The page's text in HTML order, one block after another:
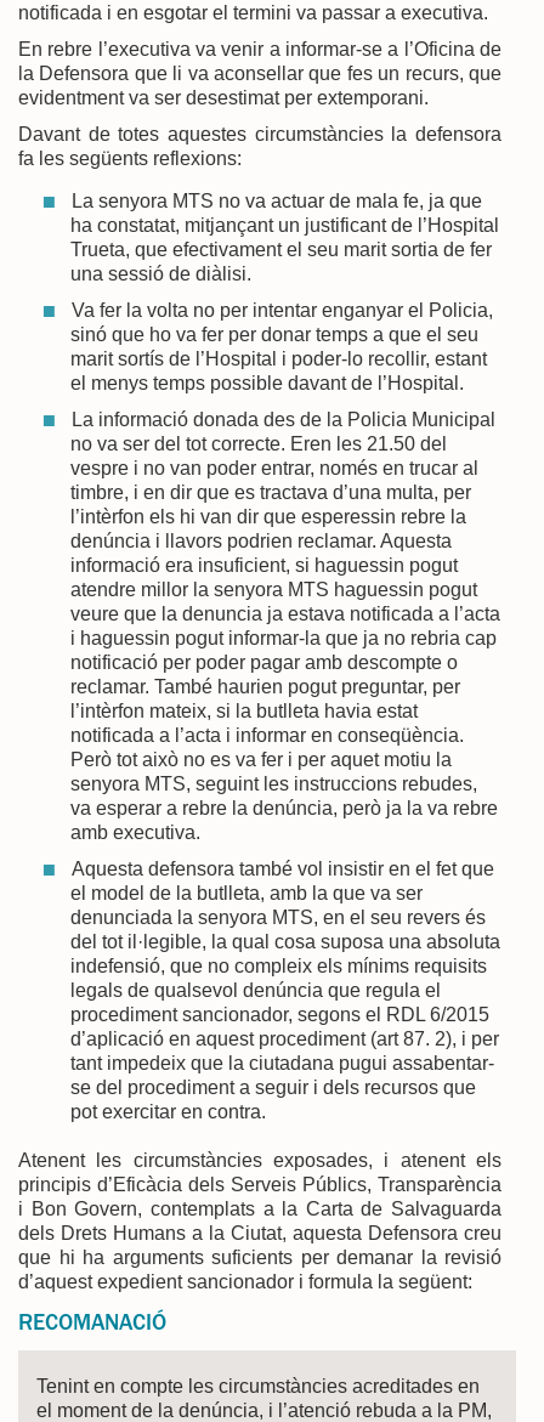
notificada i en esgotar el termini va passar a executiva.
En rebre l’executiva va venir a informar-se a l’Oficina de
la Defensora que li va aconsellar que fes un recurs, que
evidentment va ser desestimat per extemporani.
Davant de totes aquestes circumstàncies la defensora
fa les següents reflexions:
La senyora MTS no va actuar de mala fe, ja que
ha constatat, mitjançant un justificant de l’Hospital
Trueta, que efectivament el seu marit sortia de fer
una sessió de diàlisi.
Va fer la volta no per intentar enganyar el Policia,
sinó que ho va fer per donar temps a que el seu
marit sortís de l’Hospital i poder-lo recollir, estant
el menys temps possible davant de l’Hospital.
La informació donada des de la Policia Municipal
no va ser del tot correcte. Eren les 21.50 del
vespre i no van poder entrar, només en trucar al
timbre, i en dir que es tractava d’una multa, per
l’intèrfon els hi van dir que esperessin rebre la
denúncia i llavors podrien reclamar. Aquesta
informació era insuficient, si haguessin pogut
atendre millor la senyora MTS haguessin pogut
veure que la denuncia ja estava notificada a l’acta
i haguessin pogut informar-la que ja no rebria cap
notificació per poder pagar amb descompte o
reclamar. També haurien pogut preguntar, per
l’intèrfon mateix, si la butlleta havia estat
notificada a l’acta i informar en conseqüència.
Però tot això no es va fer i per aquet motiu la
senyora MTS, seguint les instruccions rebudes,
va esperar a rebre la denúncia, però ja la va rebre
amb executiva.
Aquesta defensora també vol insistir en el fet que
el model de la butlleta, amb la que va ser
denunciada la senyora MTS, en el seu revers és
del tot il·legible, la qual cosa suposa una absoluta
indefensió, que no compleix els mínims requisits
legals de qualsevol denúncia que regula el
procediment sancionador, segons el RDL 6/2015
d’aplicació en aquest procediment (art 87. 2), i per
tant impedeix que la ciutadana pugui assabentar-
se del procediment a seguir i dels recursos que
pot exercitar en contra.
Atenent les circumstàncies exposades, i atenent els
principis d’Eficàcia dels Serveis Públics, Transparència
i Bon Govern, contemplats a la Carta de Salvaguarda
dels Drets Humans a la Ciutat, aquesta Defensora creu
que hi ha arguments suficients per demanar la revisió
d’aquest expedient sancionador i formula la següent:
RECOMANACIÓ
Tenint en compte les circumstàncies acreditades en
el moment de la denúncia, i l’atenció rebuda a la PM,